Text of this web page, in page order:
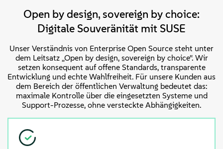
Open by design, sovereign by choice:
Digitale Souveränität mit SUSE
Unser Verständnis von Enterprise Open Source steht unter
dem Leitsatz „Open by design, sovereign by choice“. Wir
setzen konsequent auf offene Standards, transparente
Entwicklung und echte Wahlfreiheit. Für unsere Kunden aus
dem Bereich der öffentlichen Verwaltung bedeutet das:
maximale Kontrolle über die eingesetzten Systeme und
Support-Prozesse, ohne versteckte Abhängigkeiten.